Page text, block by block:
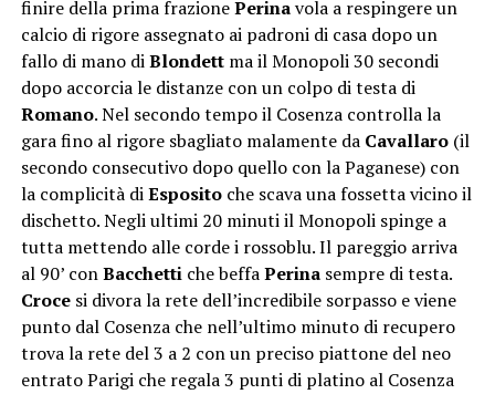
finire della prima frazionePerinavola a respingere un
calcio di rigore assegnato ai padroni di casa dopo un
fallo di mano diBlondettma il Monopoli 30 secondi
dopo accorcia le distanze con un colpo di testa di
Romano. Nel secondo tempo il Cosenza controlla la
gara fino al rigore sbagliato malamente da Cavallaro(il
secondo consecutivo dopo quello con la Paganese) con
la complicità diEspositoche scava una fossetta vicino il
dischetto. Negli ultimi 20 minuti il Monopoli spinge a
tutta mettendo alle corde i rossoblu. Il pareggio arriva
al 90’ conBacchettiche beffaPerinasempre di testa.
Crocesi divora la rete dell’incredibile sorpasso e viene
punto dal Cosenza che nell’ultimo minuto di recupero
trova la rete del 3 a 2 con un preciso piattone del neo
entrato Parigi che regala 3 punti di platino al Cosenza